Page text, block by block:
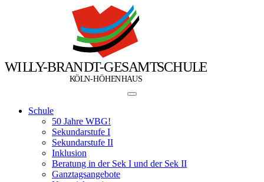
WILLY-BRANDT-GESAMTSCHULE
KÖLN-HÖHENHAUS
Schule
50 Jahre WBG!
Sekundarstufe I
Sekundarstufe II
Inklusion
Beratung in der Sek I und der Sek II
Ganztagsangebote